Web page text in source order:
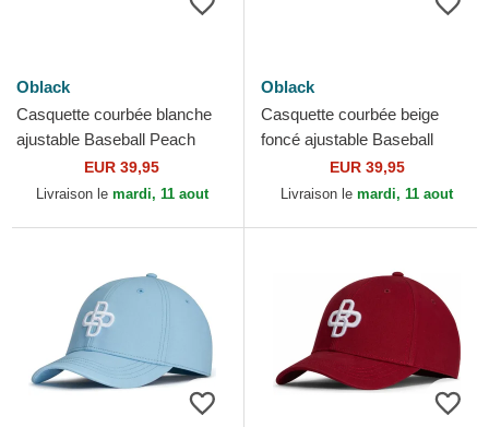
Oblack
Casquette courbée blanche
ajustable Baseball Peach
OBL042 Oblack
EUR 39,95
Livraison le mardi, 11 aout
Oblack
Casquette courbée beige
foncé ajustable Baseball
Peach OBL048 Oblack
EUR 39,95
Livraison le mardi, 11 aout